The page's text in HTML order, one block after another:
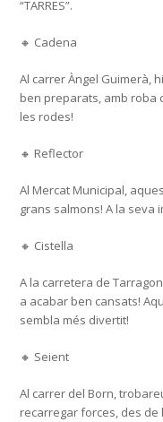
“TARRES”.
🔸 Cadena
Al carrer Àngel Guimerà,
ben preparats, amb roba
les rodes!
🔸 Reflector
Al Mercat Municipal,
grans salmons! A la seva
🔸 Cistella
A la carretera de
a acabar ben cansats!
sembla més divertit!
🔸 Seient
Al carrer del Born,
recarregar forces, des de